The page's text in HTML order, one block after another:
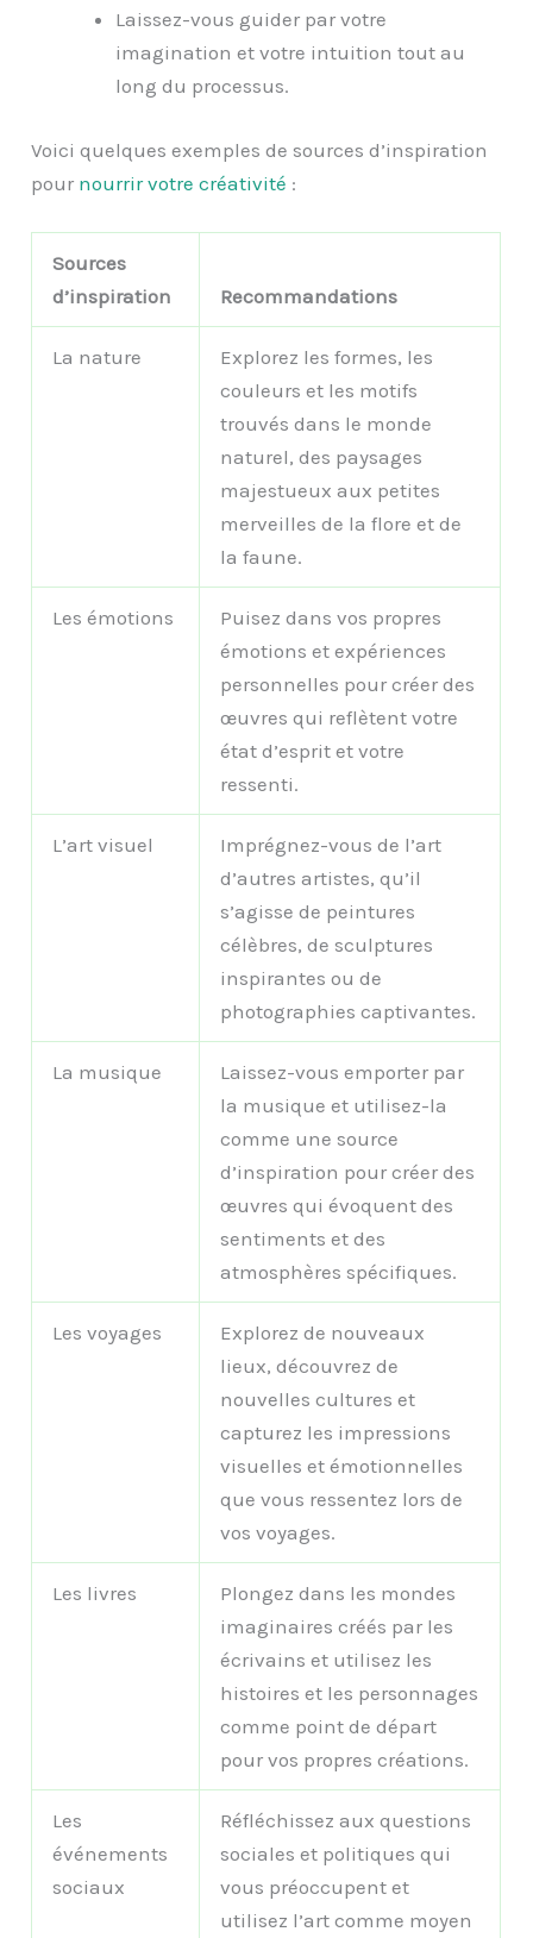
Laissez-vous guider par votre
imagination et votre intuition tout au
long du processus.
Voici quelques exemples de sources d’inspiration
pour nourrir votre créativité :
Sources
d’inspiration
Recommandations
La nature
Explorez les formes, les
couleurs et les motifs
trouvés dans le monde
naturel, des paysages
majestueux aux petites
merveilles de la flore et de
la faune.
Les émotions
Puisez dans vos propres
émotions et expériences
personnelles pour créer des
œuvres qui reflètent votre
état d’esprit et votre
ressenti.
L’art visuel
Imprégnez-vous de l’art
d’autres artistes, qu’il
s’agisse de peintures
célèbres, de sculptures
inspirantes ou de
photographies captivantes.
La musique
Laissez-vous emporter par
la musique et utilisez-la
comme une source
d’inspiration pour créer des
œuvres qui évoquent des
sentiments et des
atmosphères spécifiques.
Les voyages
Explorez de nouveaux
lieux, découvrez de
nouvelles cultures et
capturez les impressions
visuelles et émotionnelles
que vous ressentez lors de
vos voyages.
Les livres
Plongez dans les mondes
imaginaires créés par les
écrivains et utilisez les
histoires et les personnages
comme point de départ
pour vos propres créations.
Les
événements
sociaux
Réfléchissez aux questions
sociales et politiques qui
vous préoccupent et
utilisez l’art comme moyen